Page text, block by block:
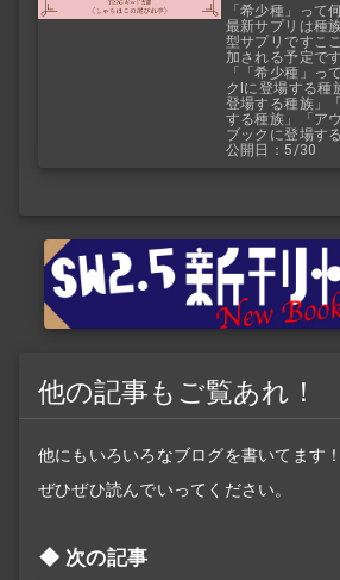
「希少種」って
最新サプリは種
型サプリですこ
加される予定で
「「希少種」っ
クIに登場する種
登場する種族」
する種族」「ア
ブックに登場す
公開日：5/30
他の記事もご覧あれ！
他にもいろいろなブログを書いてます！
ぜひぜひ読んでいってください。
次の記事